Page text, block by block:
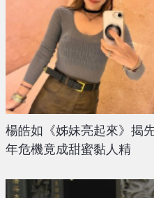
楊皓如《姊妹亮起來》揭
年危機竟成甜蜜黏人精